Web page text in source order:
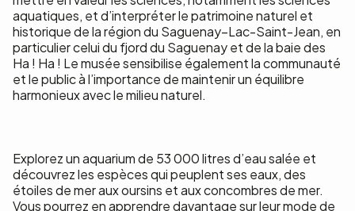
aquatiques, et d’interpréter le patrimoine naturel et
historique de la région du Saguenay–Lac-Saint-Jean, en
particulier celui du fjord du Saguenay et de la baie des
Ha ! Ha ! Le musée sensibilise également la communauté
et le public à l’importance de maintenir un équilibre
harmonieux avec le milieu naturel.
Explorez un aquarium de 53 000 litres d’eau salée et
découvrez les espèces qui peuplent ses eaux, des
étoiles de mer aux oursins et aux concombres de mer.
Vous pourrez en apprendre davantage sur leur mode de